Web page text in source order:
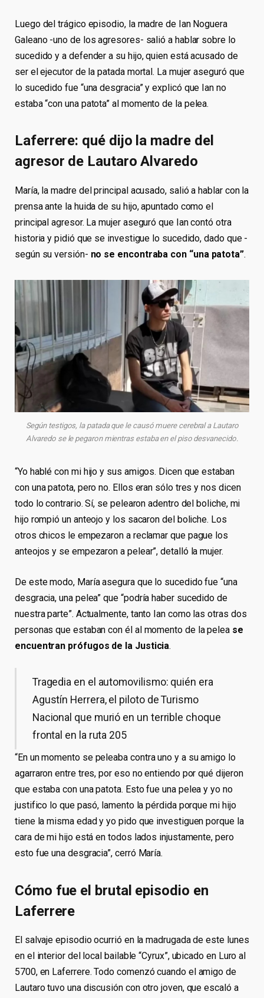
Luego del trágico episodio, la madre de Ian Noguera
Galeano -uno de los agresores- salió a hablar sobre lo
sucedido y a defender a su hijo, quien está acusado de
ser el ejecutor de la patada mortal. La mujer aseguró que
lo sucedido fue “una desgracia” y explicó que Ian no
estaba “con una patota” al momento de la pelea.
Laferrere: qué dijo la madre del
agresor de Lautaro Alvaredo
María, la madre del principal acusado, salió a hablar con la
prensa ante la huida de su hijo, apuntado como el
principal agresor. La mujer aseguró que Ian contó otra
historia y pidió que se investigue lo sucedido, dado que -
según su versión- no se encontraba con “una patota”.
Según testigos, la patada que le causó muere cerebral a Lautaro
Alvaredo se le pegaron mientras estaba en el piso desvanecido.
“Yo hablé con mi hijo y sus amigos. Dicen que estaban
con una patota, pero no. Ellos eran sólo tres y nos dicen
todo lo contrario. Sí, se pelearon adentro del boliche, mi
hijo rompió un anteojo y los sacaron del boliche. Los
otros chicos le empezaron a reclamar que pague los
anteojos y se empezaron a pelear”, detalló la mujer.
De este modo, María asegura que lo sucedido fue “una
desgracia, una pelea” que “podría haber sucedido de
nuestra parte”. Actualmente, tanto Ian como las otras dos
personas que estaban con él al momento de la pelea se
encuentran prófugos de la Justicia.
Tragedia en el automovilismo: quién era
Agustín Herrera, el piloto de Turismo
Nacional que murió en un terrible choque
frontal en la ruta 205
“En un momento se peleaba contra uno y a su amigo lo
agarraron entre tres, por eso no entiendo por qué dijeron
que estaba con una patota. Esto fue una pelea y yo no
justifico lo que pasó, lamento la pérdida porque mi hijo
tiene la misma edad y yo pido que investiguen porque la
cara de mi hijo está en todos lados injustamente, pero
esto fue una desgracia”, cerró María.
Cómo fue el brutal episodio en
Laferrere
El salvaje episodio ocurrió en la madrugada de este lunes
en el interior del local bailable “Cyrux”, ubicado en Luro al
5700, en Laferrere. Todo comenzó cuando el amigo de
Lautaro tuvo una discusión con otro joven, que escaló a